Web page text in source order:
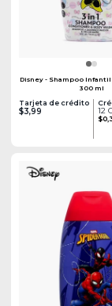
Disney - Shampoo
300 ml
Tarjeta de crédito
$3,99 12